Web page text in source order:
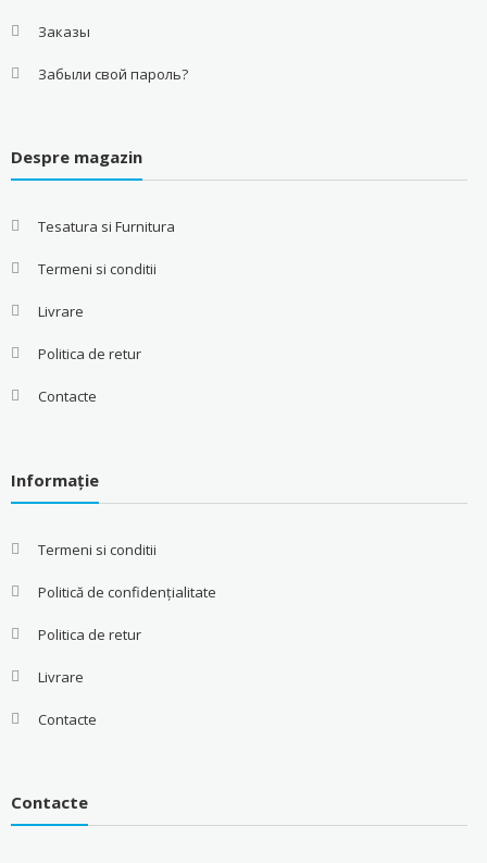
Заказы
Забыли свой пароль?
Despre magazin
Tesatura si Furnitura
Termeni si conditii
Livrare
Politica de retur
Contacte
Informație
Termeni si conditii
Politică de confidențialitate
Politica de retur
Livrare
Contacte
Contacte